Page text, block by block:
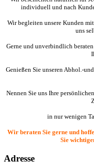
individuell und nach
Wir begleiten unsere Kunden
uns
Gerne und unverbindlich
Genießen Sie unseren Abhol.-
Nennen Sie uns Ihre
in nur wenigen
Wir beraten Sie gerne und
Sie
Adresse